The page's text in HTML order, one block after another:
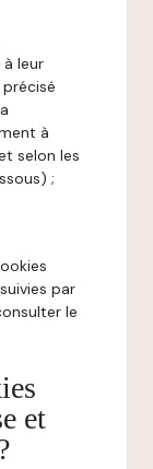
leur
à
selon les
;
par
le
et